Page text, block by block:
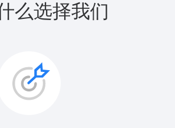
么选择我们